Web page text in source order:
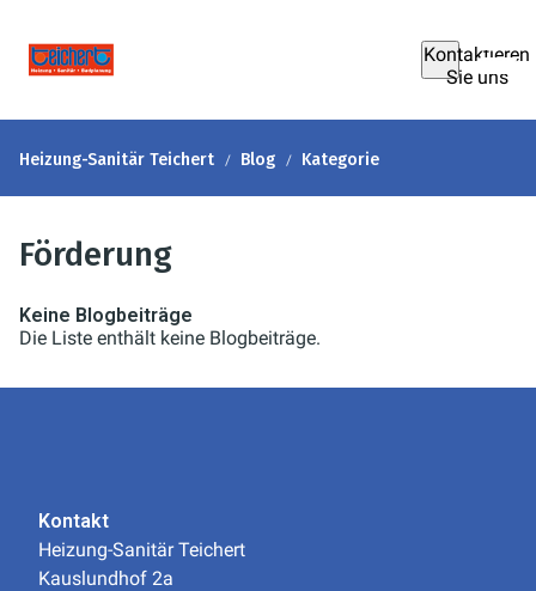
Kontaktieren
Sie uns
Heizung-Sanitär Teichert Blog Kategorie
Förderung
Keine Blogbeiträge
Die Liste enthält keine Blogbeiträge.
Kontakt
Heizung-Sanitär Teichert
Kauslundhof 2a